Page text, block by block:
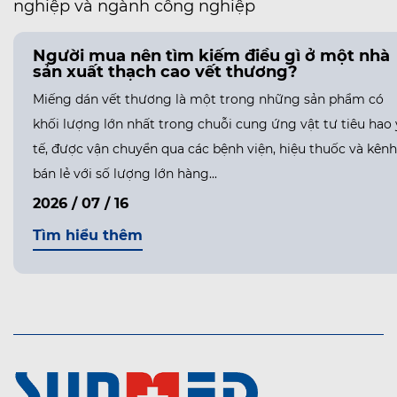
nghiệp và ngành công nghiệp
Người mua nên tìm kiếm điều gì ở một nhà
sản xuất thạch cao vết thương?
Miếng dán vết thương là một trong những sản phẩm có
khối lượng lớn nhất trong chuỗi cung ứng vật tư tiêu hao
tế, được vận chuyển qua các bệnh viện, hiệu thuốc và kênh
bán lẻ với số lượng lớn hàng...
2026 / 07 / 16
Tìm hiểu thêm